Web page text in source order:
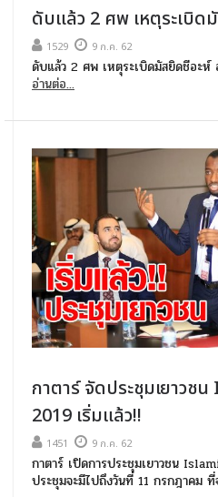
ดับแล้ว 2 ศพ เหตุระเบิด
1529 9 ก.ค. 62
ดับแล้ว 2 ศพ เหตุระเบิดมัสยิดชีอะห์
อ่านต่อ...
กาตาร์ จัดประชุมเยาวช
2019 เริ่มแล้ว!!
1451 9 ก.ค. 62
กาตาร์ เปิดการประชุมเยาวชน
ประชุมจะมีไปถึงวันที่ 11 กรกฎาคม ที่